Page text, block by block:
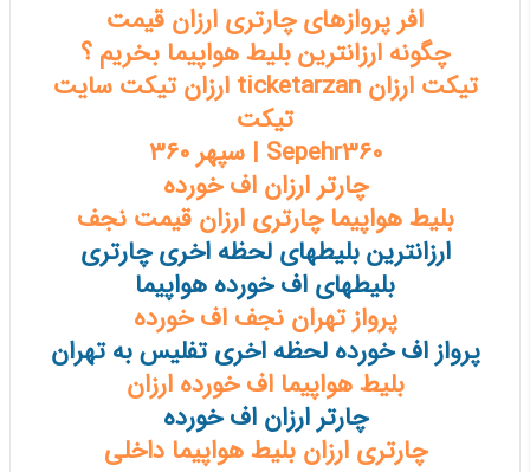
افر پروازهای چارتری ارزان قیمت
چگونه ارزانترین بلیط هواپیما بخریم ؟
تیکت ارزان ticketarzan ارزان تیکت سایت
تیکت
Sepehr360 | سپهر 360
چارتر ارزان اف خورده
بلیط هواپیما چارتری ارزان قیمت نجف
ارزانترین بلیطهای لحظه اخری چارتری
بلیطهای اف خورده هواپیما
پرواز تهران نجف اف خورده
پرواز اف خورده لحظه اخری تفلیس به تهران
بلیط هواپیما اف خورده ارزان
چارتر ارزان اف خورده
چارتری ارزان بلیط هواپیما داخلی